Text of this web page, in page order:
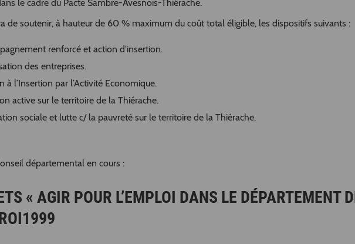
le cadre du Pacte Sambre-Avesnois-Thiérache.
de soutenir, à hauteur de 60 % maximum du coût total éligible, les dispositifs suivants :
renforcé et action d’insertion.
des entreprises.
à l’Insertion par l’Activité Economique.
active sur le territoire de la Thiérache.
sociale et lutte c/ la pauvreté sur le territoire de la Thiérache.
départemental en cours :
« AGIR POUR L’EMPLOI DANS LE DÉPARTEMENT